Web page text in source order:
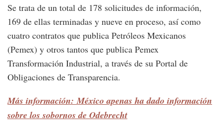
Se trata de un total de 178 solicitudes de información,
169 de ellas terminadas y nueve en proceso, así como
cuatro contratos que publica Petróleos Mexicanos
(Pemex) y otros tantos que publica Pemex
Transformación Industrial, a través de su Portal de
Obligaciones de Transparencia.
Más información: México apenas ha dado información
sobre los sobornos de Odebrecht